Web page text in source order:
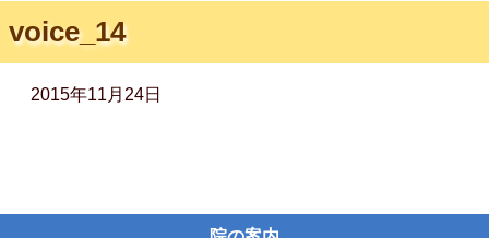
voice_14
2015年11月24日